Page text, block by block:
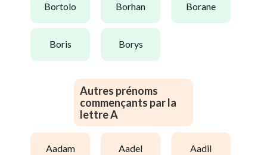
bortolo borhan borane
boris borys
Autres prénoms
commençants par la
lettre A
aadam aadel aadil